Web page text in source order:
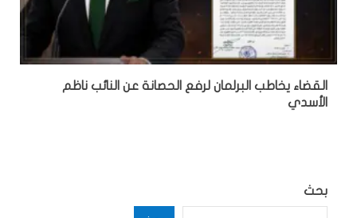
القضاء يخاطب البرلمان لرفع الحصانة عن النائب ناظم
الأسدي
بحث